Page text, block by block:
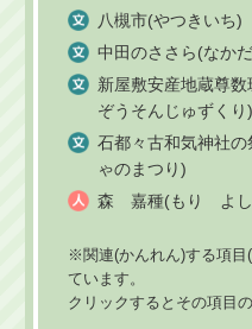
八槻市(やつきいち)
中田のささら(なか
新屋敷安産地蔵尊
ぞうそんじゅずくり)
石都々古和気神社
ゃのまつり)
森 嘉種(もり よし
※関連(かんれん)する項目
ています。
クリックするとその項目